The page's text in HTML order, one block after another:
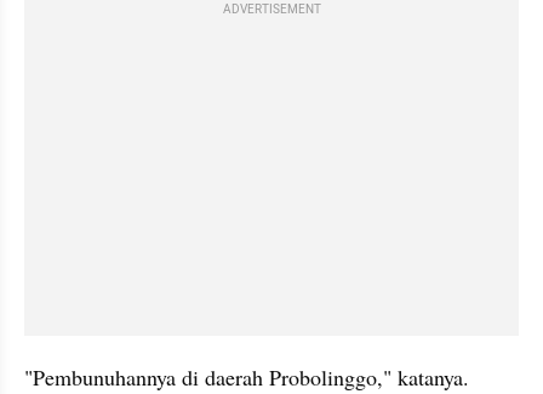
ADVERTISEMENT
"Pembunuhannya di daerah Probolinggo," katanya.